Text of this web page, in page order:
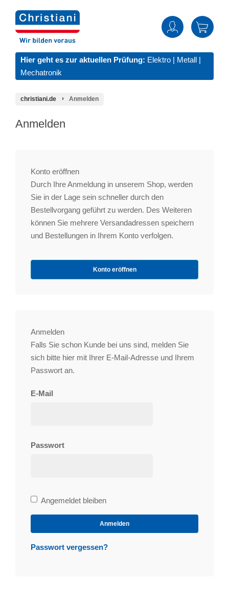
Hier geht es zur aktuellen Prüfung: Elektro | Metall |
Mechatronik
christiani.de Anmelden
Anmelden
Konto eröffnen
Durch Ihre Anmeldung in unserem Shop, werden
Sie in der Lage sein schneller durch den
Bestellvorgang geführt zu werden. Des Weiteren
können Sie mehrere Versandadressen speichern
und Bestellungen in Ihrem Konto verfolgen.
Konto eröffnen
Anmelden
Falls Sie schon Kunde bei uns sind, melden Sie
sich bitte hier mit Ihrer E-Mail-Adresse und Ihrem
Passwort an.
E-Mail
Passwort
Bleibe
angemeldet
Angemeldet bleiben
Anmelden
Passwort vergessen?